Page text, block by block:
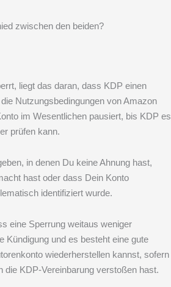
zwischen den beiden?
liegt das daran, dass KDP einen
Nutzungsbedingungen von Amazon
im Wesentlichen pausiert, bis KDP es
prüfen kann.
in denen Du keine Ahnung hast,
hast oder dass Dein Konto
identifiziert wurde.
eine Sperrung weitaus weniger
Kündigung und es besteht eine gute
wiederherstellen kannst, sofern
die KDP-Vereinbarung verstoßen hast.